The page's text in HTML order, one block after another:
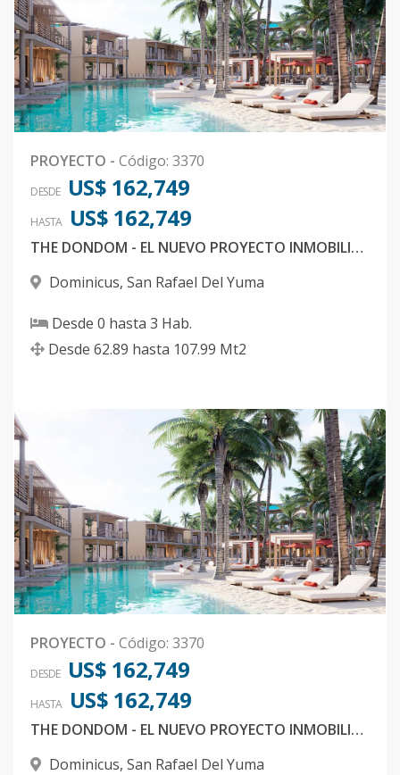
PROYECTO - Código: 3370
DESDE US$ 162,749
HASTA US$ 162,749
THE DONDOM - EL NUEVO PROYECTO INMOBILIARIO QUE VA A REVOLUCIONAR DOMINICUS, BAYAHIBE
Dominicus, San Rafael Del Yuma
Desde 0 hasta 3 Hab.
Desde 62.89 hasta 107.99 Mt2
PROYECTO - Código: 3370
DESDE US$ 162,749
HASTA US$ 162,749
THE DONDOM - EL NUEVO PROYECTO INMOBILIARIO QUE VA A REVOLUCIONAR DOMINICUS, BAYAHIBE
Dominicus, San Rafael Del Yuma